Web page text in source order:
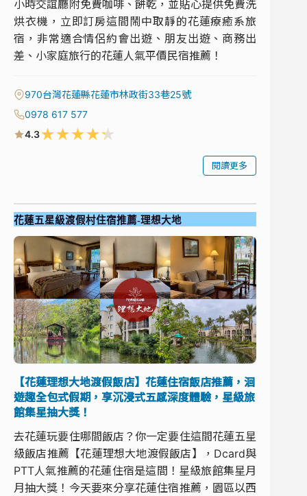
小時交誼廳附免費咖啡、餅乾，並貼心提供免費洗
烘衣機，立即訂房這間鬧中取靜的花蓮療癒系旅
宿，非常適合情侶約會出遊、朋友出遊、商務出
差、小家庭旅行的花蓮人氣平價民宿推薦！
970台灣花蓮縣花蓮市林政街33巷25號
0978 617 577
4.3★★★★★
閱讀更多
花蓮五星級渡假村住宿推薦-理想大地
【花蓮理想大地渡假飯店】花蓮住宿飯店推薦，洄
遊趣全包式假期，享沉浸式五感深度體驗，星級旅
館集星抽大獎！
去花蓮玩要住哪間飯店？你一定要住這間花蓮五星
級飯店推薦【花蓮理想大地渡假飯店】，Dcard與
PTT人氣推薦的花蓮住宿是這間！星級旅館集星月
月抽大獎！今天要來分享花蓮住宿推薦，園區以西